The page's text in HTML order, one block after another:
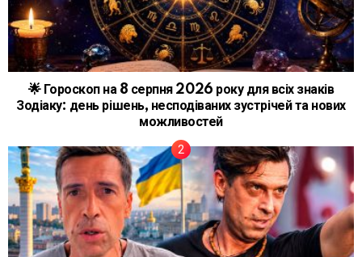
🌟 Гороскоп на 8 серпня 2026 року для всіх знаків
Зодіаку: день рішень, несподіваних зустрічей та нових
можливостей